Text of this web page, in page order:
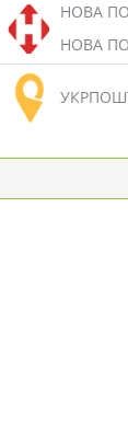
НОВА
НОВА